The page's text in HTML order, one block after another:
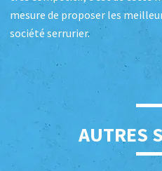
mesure de proposer les
société serrurier.
AUTRES